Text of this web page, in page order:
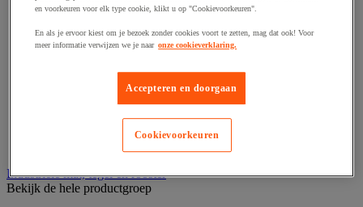
Draagarmstelling voor lange lasten
Entresol voor magazijn
Lichte stelling
Rek voor haspels en spoelen
Stelling voor detail- en groothandel
Stellingen voor de automobielindustrie
Industriële mat, tegel en rooster
Bekijk de hele productgroep
en voorkeuren voor elk type cookie, klikt u op "Cookievoorkeuren".
En als je ervoor kiest om je bezoek zonder cookies voort te zetten, mag dat ook! Voor
meer informatie verwijzen we je naar onze cookieverklaring.
Accepteren en doorgaan
Cookievoorkeuren